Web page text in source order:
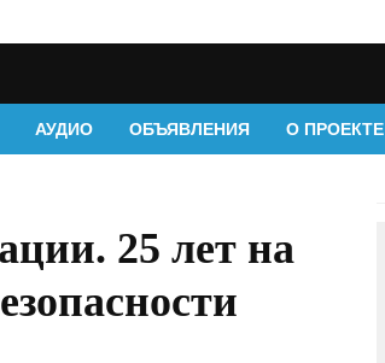
АУДИО ОБЪЯВЛЕНИЯ О ПРОЕКТЕ
25 лет на